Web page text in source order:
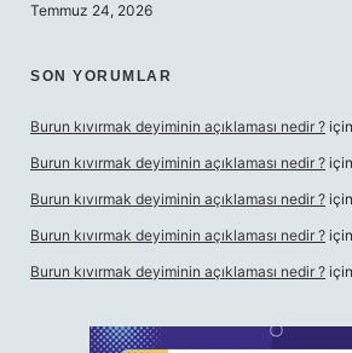
Temmuz 24, 2026
SON YORUMLAR
Burun kıvırmak deyiminin açıklaması nedir ? için
Burun kıvırmak deyiminin açıklaması nedir ? için
Burun kıvırmak deyiminin açıklaması nedir ? için
Burun kıvırmak deyiminin açıklaması nedir ? için
Burun kıvırmak deyiminin açıklaması nedir ? için